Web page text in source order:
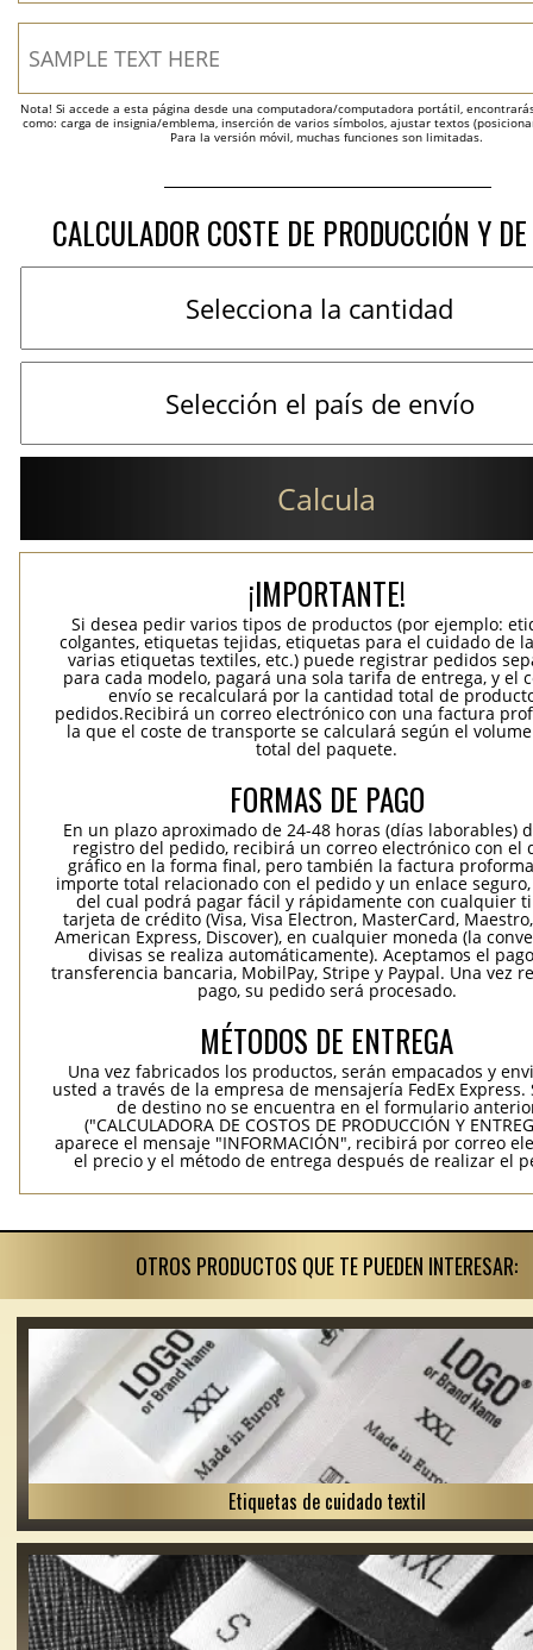
Nota! Si accede a esta página desde una computadora/computadora portátil,
como: carga de insignia/emblema, inserción de varios símbolos, ajustar textos
Para la versión móvil, muchas funciones son limitadas.
CALCULADOR COSTE DE PRODUCCIÓN Y
Calcula
¡IMPORTANTE!
Si desea pedir varios tipos de productos (por ejemplo:
colgantes, etiquetas tejidas, etiquetas para el cuidado de
varias etiquetas textiles, etc.) puede registrar pedidos
para cada modelo, pagará una sola tarifa de entrega, y el
envío se recalculará por la cantidad total de
pedidos.Recibirá un correo electrónico con una factura
la que el coste de transporte se calculará según el
total del paquete.
FORMAS DE PAGO
En un plazo aproximado de 24-48 horas (días laborables)
registro del pedido, recibirá un correo electrónico con el
gráfico en la forma final, pero también la factura
importe total relacionado con el pedido y un enlace
del cual podrá pagar fácil y rápidamente con cualquier
tarjeta de crédito (Visa, Visa Electron, MasterCard,
American Express, Discover), en cualquier moneda (la
divisas se realiza automáticamente). Aceptamos el
transferencia bancaria, MobilPay, Stripe y Paypal. Una vez
pago, su pedido será procesado.
MÉTODOS DE ENTREGA
Una vez fabricados los productos, serán empacados y
usted a través de la empresa de mensajería FedEx Express.
de destino no se encuentra en el formulario
("CALCULADORA DE COSTOS DE PRODUCCIÓN Y
aparece el mensaje "INFORMACIÓN", recibirá por correo
el precio y el método de entrega después de realizar el
OTROS PRODUCTOS QUE TE PUEDEN INTERESAR:
Etiquetas de cuidado textil